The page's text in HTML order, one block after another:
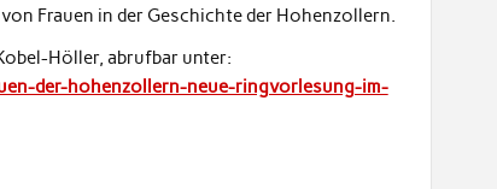
Frauen in der Geschichte der Hohenzollern.
Höller, abrufbar unter:
der-hohenzollern-neue-ringvorlesung-im-